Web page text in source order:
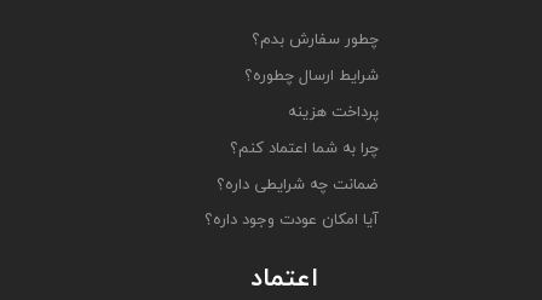
چطور سفارش بدم؟
شرایط ارسال چطوره؟
پرداخت هزینه
چرا به شما اعتماد کنم؟
ضمانت چه شرایطی داره؟
آیا امکان عودت وجود داره؟
اعتماد